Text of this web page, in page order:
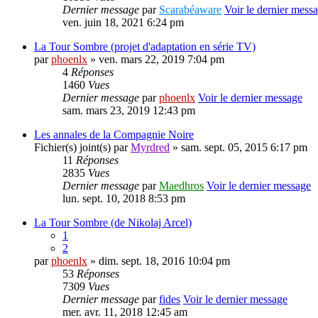
Dernier message par Scarabéaware Voir le dernier
ven. juin 18, 2021 6:24 pm
La Tour Sombre (projet d'adaptation en série TV)
parphoenlx » ven. mars 22, 2019 7:04 pm
4 Réponses
1460 Vues
Dernier message parphoenlx Voir le dernier message
sam. mars 23, 2019 12:43 pm
Les annales de la Compagnie Noire
Fichier(s) joint(s) parMyrdred » sam. sept. 05, 2015 6:17 pm
11 Réponses
2835 Vues
Dernier message parMaedhros Voir le dernier message
lun. sept. 10, 2018 8:53 pm
La Tour Sombre (de Nikolaj Arcel)
1
2
parphoenlx » dim. sept. 18, 2016 10:04 pm
53 Réponses
7309 Vues
Dernier message parfides Voir le dernier message
mer. avr. 11, 2018 12:45 am